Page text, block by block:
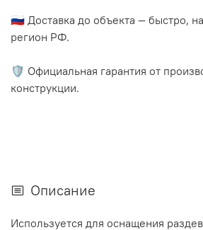
🇷🇺 Доставка до объекта — быстро,
регион РФ.
🛡️ Официальная гарантия от
конструкции.
Описание
Используется для оснащения